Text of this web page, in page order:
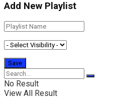
Add New Playlist
No Result
View All Result